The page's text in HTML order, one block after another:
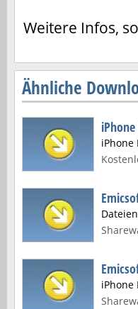
Weitere Infos,
Ähnliche
iPhone